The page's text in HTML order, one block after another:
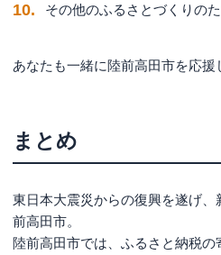
その他のふるさとづくりの
あなたも一緒に陸前高田市を応援
まとめ
東日本大震災からの復興を遂げ
前高田市。
陸前高田市では、ふるさと納税